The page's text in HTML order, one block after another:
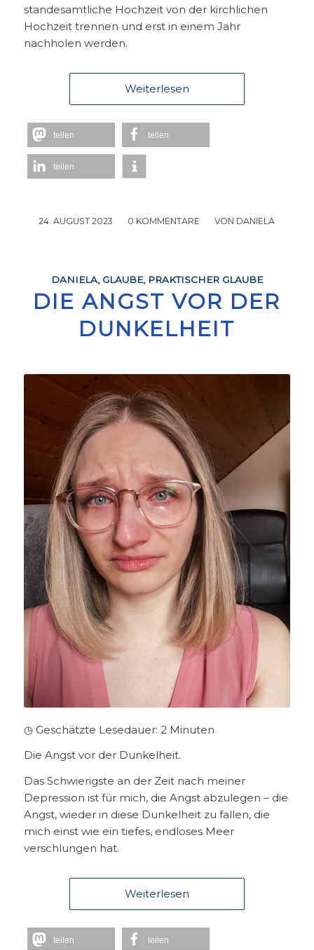
standesamtliche Hochzeit von der kirchlichen
Hochzeit trennen und erst in einem Jahr
nachholen werden.
Weiterlesen
teilen teilen
teilen
24. AUGUST 2023
/ 0 KOMMENTARE
/ VON DANIELA
DANIELA, GLAUBE, PRAKTISCHER GLAUBE
DIE ANGST VOR DER
DUNKELHEIT
◷ Geschätzte Lesedauer: 2 Minuten
Die Angst vor der Dunkelheit.
Das Schwierigste an der Zeit nach meiner
Depression ist für mich, die Angst abzulegen – die
Angst, wieder in diese Dunkelheit zu fallen, die
mich einst wie ein tiefes, endloses Meer
verschlungen hat.
Weiterlesen
teilen teilen